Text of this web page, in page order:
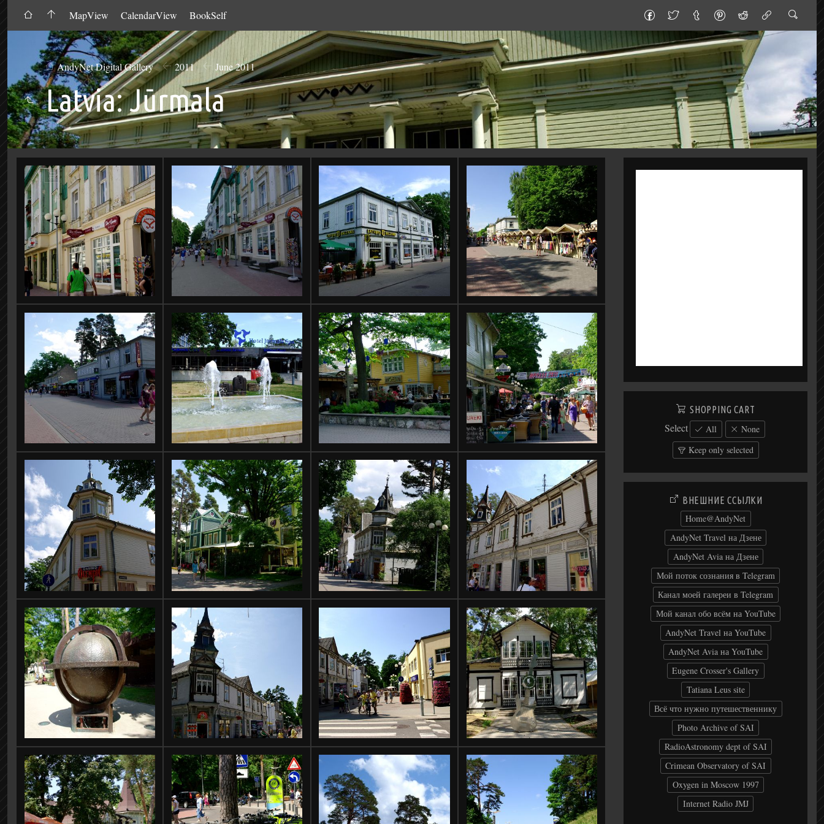
MapView CalendarView BookSelf
AndyNet Digital Gallery 2011 June 2011
Latvia: Jūrmala
Add
to
Cart
SHOPPING CART
Select All
None
Keep only selected
ВНЕШНИЕ ССЫЛКИ
Home@AndyNet
AndyNet Travel на Дзене
AndyNet Avia на Дзене
Мой поток сознания в Telegram
Канал моей галереи в Telegram
Мой канал обо всём на YouTube
AndyNet Travel на YouTube
AndyNet Avia на YouTube
Eugene Crosser's Gallery
Tatiana Leus site
Всё что нужно путешественнику
Photo Archive of SAI
RadioAstronomy dept of SAI
Crimean Observatory of SAI
Oxygen in Moscow 1997
Internet Radio JMJ